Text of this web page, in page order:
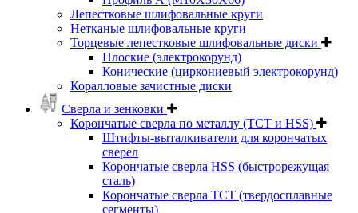
Лепестковые шлифовальные круги
Нетканые шлифовальные круги
Торцевые лепестковые шлифовальные диски
Плоские (электрокорунд)
Конические (циркониевый электрокорунд)
Коралловые зачистные диски
Сверла и зенковки
Корончатые сверла по металлу (TCT и HSS)
Штифты-выталкиватели для корончатых
сверел
Корончатые сверла HSS (быстрорежущая
сталь)
Корончатые сверла TCT (твердосплавные
сегменты)